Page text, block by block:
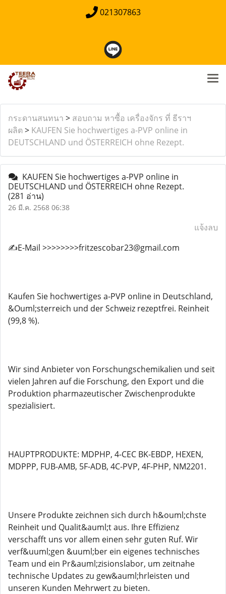
021307863
กระดานสนทนา > สอบถาม หาซื้อ เครื่องจักร ที่ ธีราฯ
ผลิต > KAUFEN Sie hochwertiges a-PVP online in
DEUTSCHLAND und ÖSTERREICH ohne Rezept.
KAUFEN Sie hochwertiges a-PVP online in
DEUTSCHLAND und ÖSTERREICH ohne Rezept.
(281 อ่าน)
26 มี.ค. 2568 06:38
แจ้งลบ
✍️E-Mail >>>>>>>>fritzescobar23@gmail.com
Kaufen Sie hochwertiges a-PVP online in Deutschland,
&Ouml;sterreich und der Schweiz rezeptfrei. Reinheit
(99,8 %).
Wir sind Anbieter von Forschungschemikalien und seit
vielen Jahren auf die Forschung, den Export und die
Produktion pharmazeutischer Zwischenprodukte
spezialisiert.
HAUPTPRODUKTE: MDPHP, 4-CEC BK-EBDP, HEXEN,
MDPPP, FUB-AMB, 5F-ADB, 4C-PVP, 4F-PHP, NM2201.
Unsere Produkte zeichnen sich durch h&ouml;chste
Reinheit und Qualit&auml;t aus. Ihre Effizienz
verschafft uns vor allem einen sehr guten Ruf. Wir
verf&uuml;gen &uuml;ber ein eigenes technisches
Team und ein Pr&auml;zisionslabor, um zeitnahe
technische Updates zu gew&auml;hrleisten und
unseren Kunden Mehrwert zu bieten.